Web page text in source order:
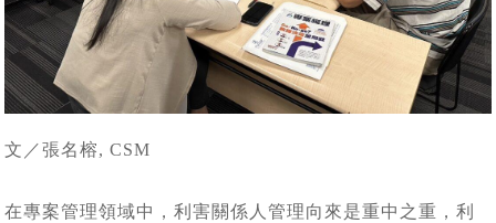
文／張名榕, CSM
在專案管理領域中，利害關係人管理向來是重中之重，利